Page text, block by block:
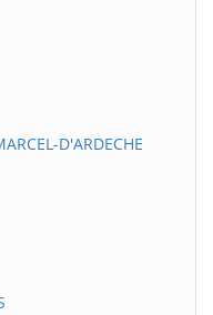
D'ARDECHE